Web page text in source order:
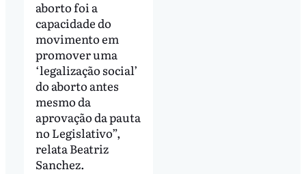
aborto foi a
capacidade do
movimento em
promover uma
‘legalização social’
do aborto antes
mesmo da
aprovação da pauta
no Legislativo”,
relata Beatriz
Sanchez.